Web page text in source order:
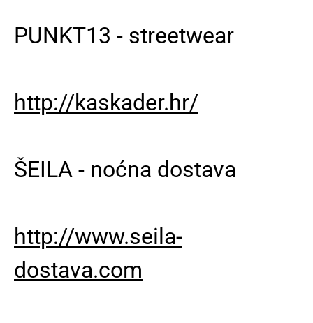
PUNKT13 - streetwear
http://kaskader.hr/
ŠEILA - noćna dostava
http://www.seila-
dostava.com